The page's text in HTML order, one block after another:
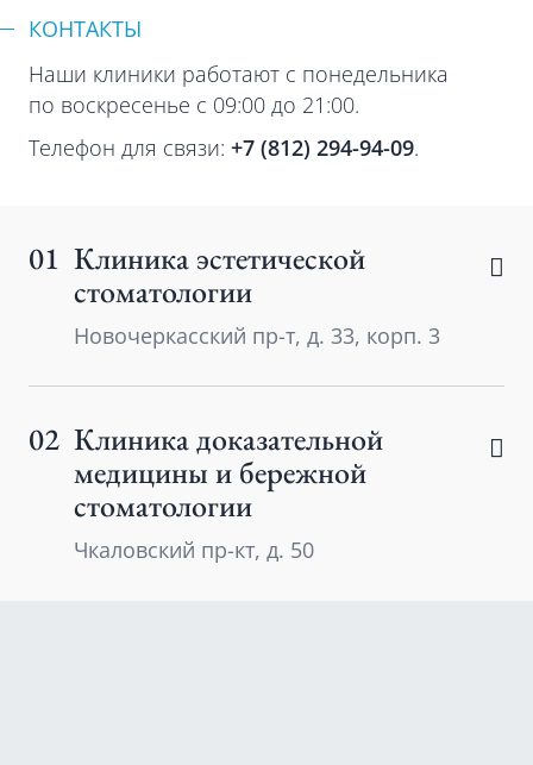
КОНТАКТЫ
Наши клиники работают с понедельника
по воскресенье с 09:00 до 21:00.
Телефон для связи: +7 (812) 294-94-09.
01 Клиника эстетической
стоматологии
Новочеркасский пр-т, д. 33, корп. 3
02 Клиника доказательной
медицины и бережной
стоматологии
Чкаловский пр-кт, д. 50